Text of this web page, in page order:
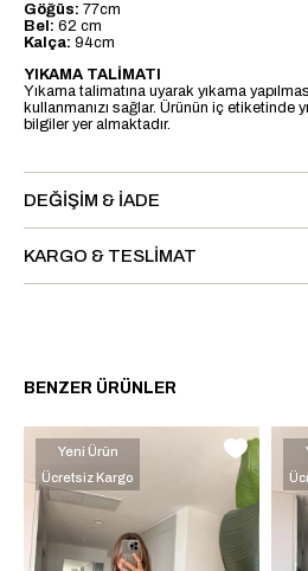
Göğüs: 77cm
Bel: 62 cm
Kalça: 94cm
YIKAMA TALİMATI
Yıkama talimatına uyarak yıkama
kullanmanızı sağlar. Ürünün iç etiketinde
bilgiler yer almaktadır.
DEĞIŞIM & İADE
KARGO & TESLIMAT
BENZER ÜRÜNLER
Yeni Ürün
Ücretsiz Kargo